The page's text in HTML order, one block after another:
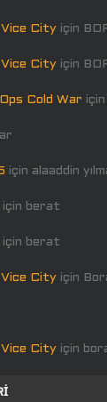
City için
City için
Cold War için
için alaaddin
için berat
için berat
City için
City için